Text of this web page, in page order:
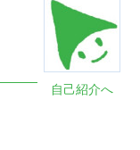
自己紹介へ